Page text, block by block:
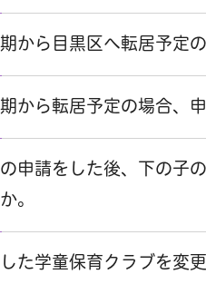
から目黒区へ転居予定
から転居予定の場合、
申請をした後、下の子
。
た学童保育クラブを変